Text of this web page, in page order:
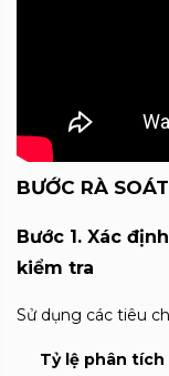
BƯỚC RÀ
Bước 1. Xác
kiểm tra
Sử dụng các tiêu
Tỷ lệ phân